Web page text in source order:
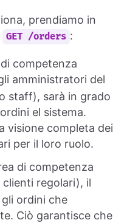
prendiamo in
GET /orders :
competenza
amministratori del
staff), sarà in grado
el sistema.
visione completa dei
per il loro ruolo.
di competenza
clienti regolari), il
ordini che
Ciò garantisce che